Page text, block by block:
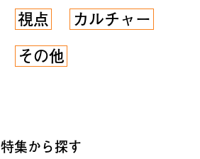
視点
カルチャー
その他
特集から探す